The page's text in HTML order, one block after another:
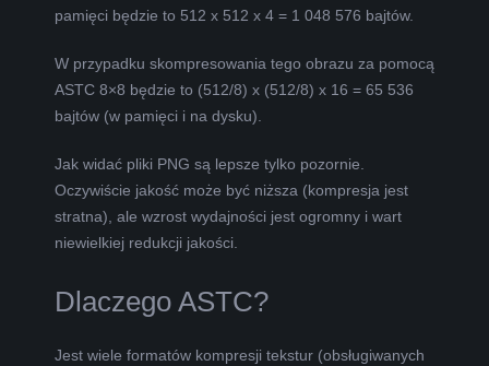
pamięci będzie to 512 x 512 x 4 = 1 048 576 bajtów.
W przypadku skompresowania tego obrazu za pomocą
ASTC 8×8 będzie to (512/8) x (512/8) x 16 = 65 536
bajtów (w pamięci i na dysku).
Jak widać pliki PNG są lepsze tylko pozornie.
Oczywiście jakość może być niższa (kompresja jest
stratna), ale wzrost wydajności jest ogromny i wart
niewielkiej redukcji jakości.
Dlaczego ASTC?
Jest wiele formatów kompresji tekstur (obsługiwanych